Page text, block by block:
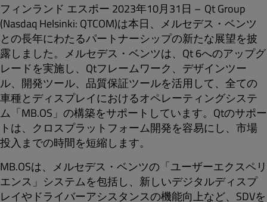
フィンランド エスポー 2023年10月31日 – Qt Group
(Nasdaq Helsinki: QTCOM)は本日、メルセデス・ベンツ
との長年にわたるパートナーシップの新たな展望を披
露しました。メルセデス・ベンツは、Qt 6へのアップグ
レードを実施し、Qtフレームワーク、デザインツー
ル、開発ツール、品質保証ツールを活用して、全ての
車種とディスプレイにおけるオペレーティングシステ
ム「MB.OS」の構築をサポートしています。Qtのサポー
トは、クロスプラットフォーム開発を容易にし、市場
投入までの時間を短縮します。
MB.OSは、メルセデス・ベンツの「ユーザーエクスペリ
エンス」システムを包括し、新しいデジタルディスプ
レイやドライバーアシスタンスの機能向上など、SDVを